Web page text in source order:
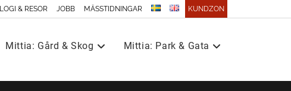
LOGI & RESOR JOBB MÄSSTIDNINGAR KUNDZON
Mittia: Gård & Skog Mittia: Park & Gata